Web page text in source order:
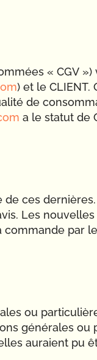
« CGV
) et le CLIENT.
de
a le statut de
de ces
Les
par
ou
générales
auraient pu